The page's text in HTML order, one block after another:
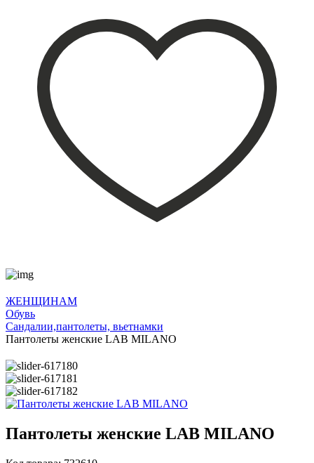
ЖЕНЩИНАМ
Обувь
Сандалии,пантолеты, вьетнамки
Пантолеты женские LAB MILANO
Пантолеты женские LAB MILANO